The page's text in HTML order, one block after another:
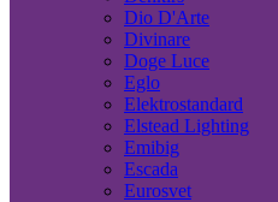
Dio D'Arte
Divinare
Doge Luce
Eglo
Elektrostandard
Elstead Lighting
Emibig
Escada
Eurosvet